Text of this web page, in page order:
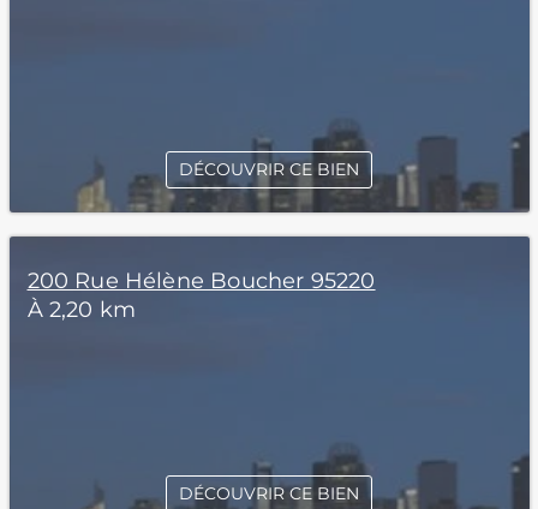
DÉCOUVRIR CE BIEN
200 Rue Hélène Boucher 95220
À 2,20 km
DÉCOUVRIR CE BIEN